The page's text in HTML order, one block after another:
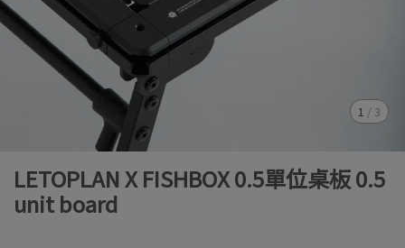
1 / 3
LETOPLAN X FISHBOX 0.5單位桌板 0.5
unit board